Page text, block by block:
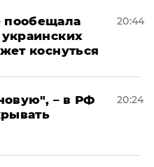
коснуться
20:44
– в РФ
20:24